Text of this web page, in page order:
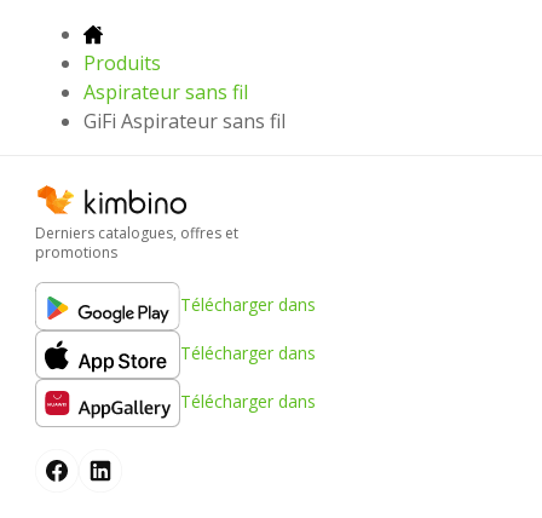
Produits
Aspirateur sans fil
GiFi Aspirateur sans fil
Derniers catalogues, offres et
promotions
Télécharger dans
Télécharger dans
Télécharger dans